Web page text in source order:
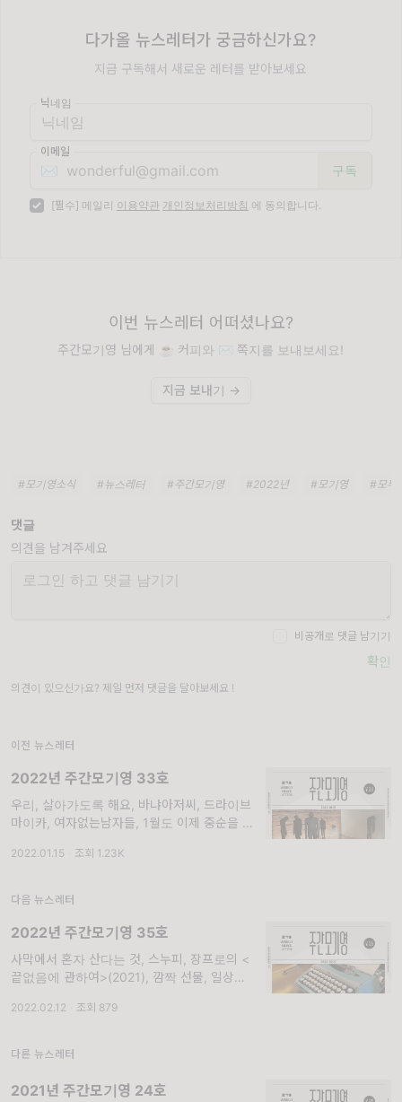
다가올 뉴스레터가 궁금하신가요?
지금 구독해서 새로운 레터를 받아보세요
닉네임
이메일
✉️
[필수] 메일리 이용약관 개인정보처리방침 에 동의합니다.
이번 뉴스레터 어떠셨나요?
주간모기영 님에게 ☕️ 커피와 ✉️ 쪽지를 보내보세요!
지금 보내기 →
#모기영소식 #뉴스레터 #주간모기영 #2022년 #모기영 #모두
댓글
의견을 남겨주세요
비공개로 댓글 남기기
확인
의견이 있으신가요? 제일 먼저 댓글을 달아보세요 !
이전 뉴스레터
2022년 주간모기영 33호
우리, 살아가도록 해요, 바냐아저씨, 드라이브
마이카, 여자없는남자들, 1월도 이제 중순을 지
수밖에 없어요. 바냐 아저씨, 우리 살아가도록
거예요. 운명이 가져다주는 시련을 참고 견디며
2022.01.15 조회 1.23K
다음 뉴스레터
2022년 주간모기영 35호
사막에서 혼자 산다는 것, 스누피, 장프로의 <
끝없음에 관하여>(2021), 깜짝 선물, 일상이
트럭에 탄 아름다운 여자는 매일 여길 지나면서
을 흔들며 환하게 미소 짓고... 오늘도 그
2022.02.12 조회 879
다른 뉴스레터
2021년 주간모기영 24호